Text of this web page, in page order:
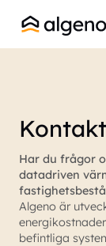
Har du frågor
datadriven
Algeno är
befintliga